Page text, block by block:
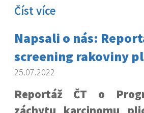
Číst více
Napsali o nás:
screening rakoviny
25.07.2022
Reportáž ČT o